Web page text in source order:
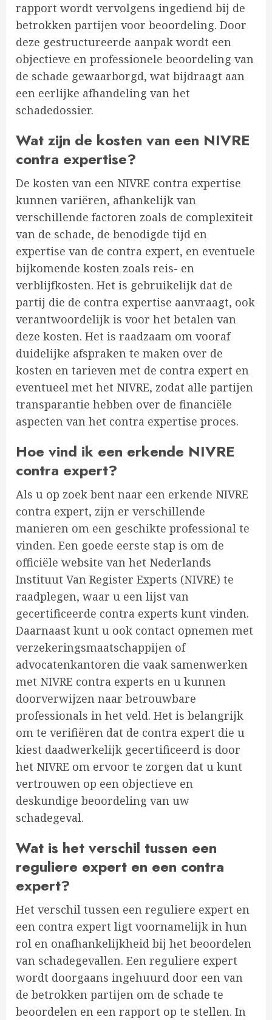
rapport wordt vervolgens ingediend bij de
betrokken partijen voor beoordeling. Door
deze gestructureerde aanpak wordt een
objectieve en professionele beoordeling van
de schade gewaarborgd, wat bijdraagt aan
een eerlijke afhandeling van het
schadedossier.
Wat zijn de kosten van een NIVRE
contra expertise?
De kosten van een NIVRE contra expertise
kunnen variëren, afhankelijk van
verschillende factoren zoals de complexiteit
van de schade, de benodigde tijd en
expertise van de contra expert, en eventuele
bijkomende kosten zoals reis- en
verblijfkosten. Het is gebruikelijk dat de
partij die de contra expertise aanvraagt, ook
verantwoordelijk is voor het betalen van
deze kosten. Het is raadzaam om vooraf
duidelijke afspraken te maken over de
kosten en tarieven met de contra expert en
eventueel met het NIVRE, zodat alle partijen
transparantie hebben over de financiële
aspecten van het contra expertise proces.
Hoe vind ik een erkende NIVRE
contra expert?
Als u op zoek bent naar een erkende NIVRE
contra expert, zijn er verschillende
manieren om een geschikte professional te
vinden. Een goede eerste stap is om de
officiële website van het Nederlands
Instituut Van Register Experts (NIVRE) te
raadplegen, waar u een lijst van
gecertificeerde contra experts kunt vinden.
Daarnaast kunt u ook contact opnemen met
verzekeringsmaatschappijen of
advocatenkantoren die vaak samenwerken
met NIVRE contra experts en u kunnen
doorverwijzen naar betrouwbare
professionals in het veld. Het is belangrijk
om te verifiëren dat de contra expert die u
kiest daadwerkelijk gecertificeerd is door
het NIVRE om ervoor te zorgen dat u kunt
vertrouwen op een objectieve en
deskundige beoordeling van uw
schadegeval.
Wat is het verschil tussen een
reguliere expert en een contra
expert?
Het verschil tussen een reguliere expert en
een contra expert ligt voornamelijk in hun
rol en onafhankelijkheid bij het beoordelen
van schadegevallen. Een reguliere expert
wordt doorgaans ingehuurd door een van
de betrokken partijen om de schade te
beoordelen en een rapport op te stellen. In